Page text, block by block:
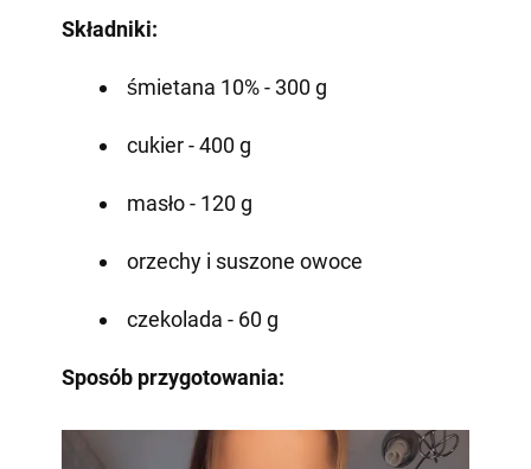
Składniki:
śmietana 10% - 300 g
cukier - 400 g
masło - 120 g
orzechy i suszone owoce
czekolada - 60 g
Sposób przygotowania: